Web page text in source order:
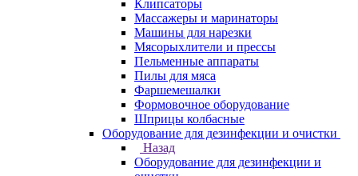
Клипсаторы
Массажеры и маринаторы
Машины для нарезки
Мясорыхлители и прессы
Пельменные аппараты
Пилы для мяса
Фаршемешалки
Формовочное оборудование
Шприцы колбасные
Оборудование для дезинфекции и очистки
Назад
Оборудование для дезинфекции и